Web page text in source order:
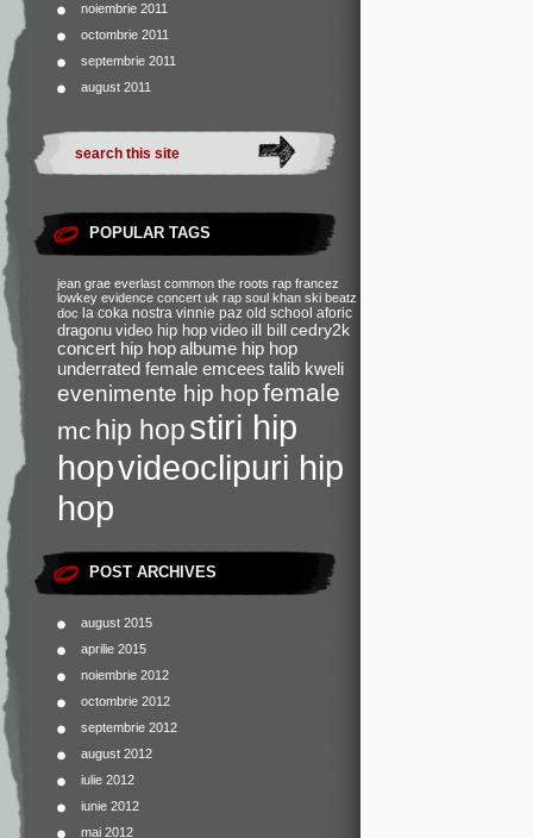
noiembrie 2011
octombrie 2011
septembrie 2011
august 2011
POPULAR TAGS
jean grae everlast common the roots rap francez
lowkey evidence concert uk rap soul khan ski beatz
doc la coka nostra vinnie paz old school aforic
dragonu video hip hop video ill bill cedry2k
concert hip hopalbume hip hop
underrated female emcees talib kweli
evenimente hip hopfemale
mc hip hopstiri hip
hopvideoclipuri hip
hop
POST ARCHIVES
august 2015
aprilie 2015
noiembrie 2012
octombrie 2012
septembrie 2012
august 2012
iulie 2012
iunie 2012
mai 2012